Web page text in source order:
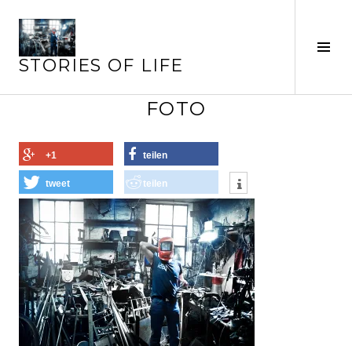
zum
Inhalt
STORIES OF LIFE
FOTO
+1 teilen
tweet teilen